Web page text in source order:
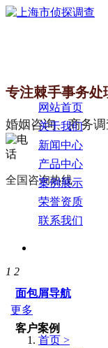
专注棘手事务处
婚姻咨询、商务
全国咨询热线
网站首页
关于我们
新闻中心
产品中心
案例展示
荣誉资质
联系我们
1 2
面包屑导航
更多
首页 >
客户案例